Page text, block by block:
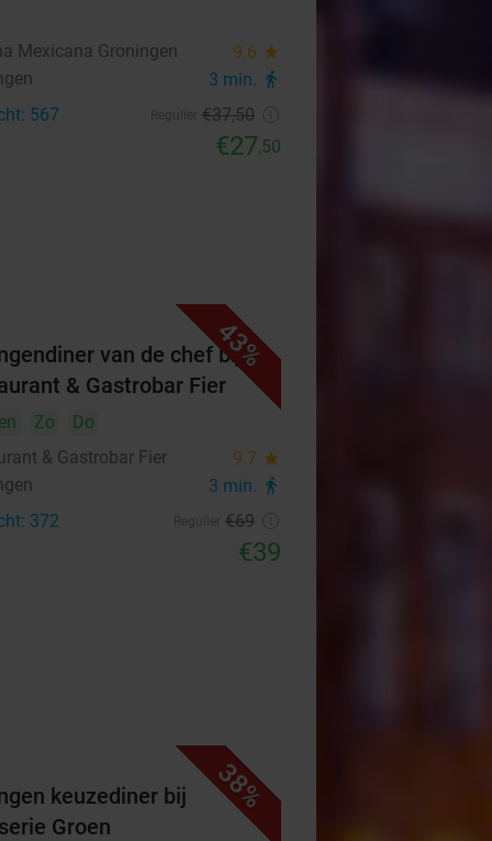
Mexicana Groningen
9.6 star
3 min. directions_walk
567 €37,50
€27,50
43%
van de chef bij
& Gastrobar Fier
Zo
Do
& Gastrobar Fier
9.7 star
3 min. directions_walk
372 €69
€39
38%
keuzediner bij
Groen